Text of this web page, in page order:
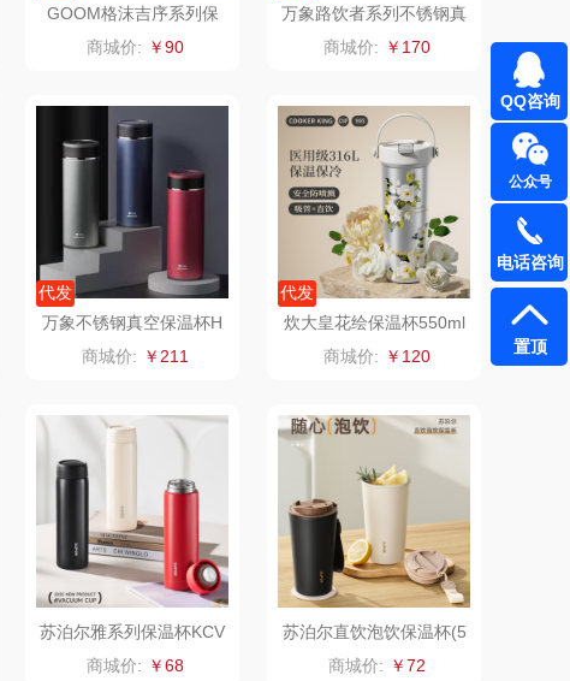
润本（套装类） 浪莎
百事食品
有色
京荟堂
百事（饮具类）
索爱（个护类） 创维（手表类）
丸美 几梦
西屋（风扇类）
LK 艾美特（代理商）
康巴赫（锅具类）
GOOM格沫吉序系列保
商城价: ￥90
万象路饮者系列不锈钢真
空保温双饮杯C6
商城价: ￥170
代发
万象不锈钢真空保温杯H
商城价: ￥211
代发
炊大皇花绘保温杯550ml
(山茶花)FG55A1
商城价: ￥120
苏泊尔雅系列保温杯KCV
45DB10
商城价: ￥68
苏泊尔直饮泡饮保温杯(5
00ml)KCV50DW10
商城价: ￥72
QQ咨询
公众号
电话咨询
置顶